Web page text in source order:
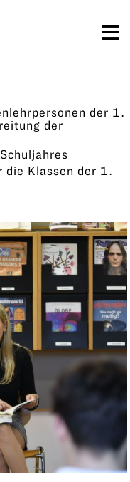
der 1.
der
die Klassen der 1.